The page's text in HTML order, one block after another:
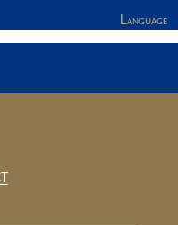
Language